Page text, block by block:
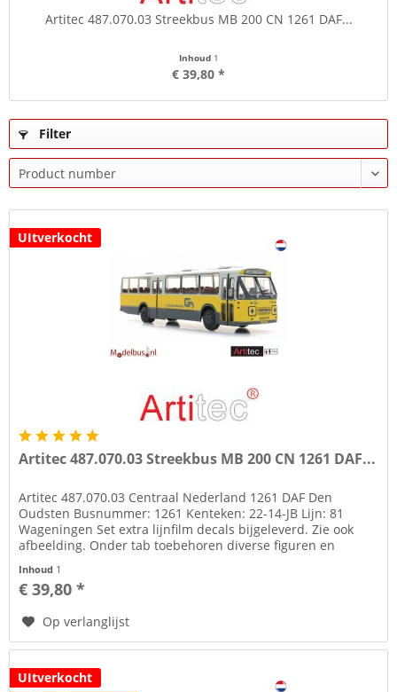
Artitec 487.070.03 Streekbus MB 200 CN 1261 DAF...
Inhoud 1
€ 39,80 *
Filter
UItverkocht
Artitec 487.070.03 Streekbus MB 200 CN 1261 DAF...
Artitec 487.070.03 Centraal Nederland 1261 DAF Den
Oudsten Busnummer: 1261 Kenteken: 22-14-JB Lijn: 81
Wageningen Set extra lijnfilm decals bijgeleverd. Zie ook
afbeelding. Onder tab toebehoren diverse figuren en
Inhoud 1
€ 39,80 *
Op verlanglijst
UItverkocht